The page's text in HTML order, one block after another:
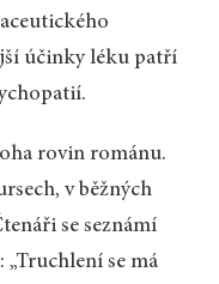
účinky léku patří
rovin románu.
v běžných
se seznámí
se má